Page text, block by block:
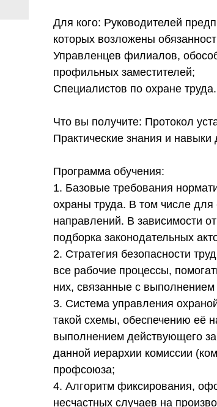
Для кого: Руководителей
которых возложены
Управленцев филиалов,
профильных заместителей;
Специалистов по охране труда.
Что вы получите: Протокол
Практические знания и
Программа обучения:
1. Базовые требования
охраны труда. В том числе для
направлений. В зависимости
подборка законодательных
2. Стратегия безопасности
все рабочие процессы,
них, связанные с выполнением
3. Система управления
такой схемы, обеспечению её
выполнением действующего
данной иерархии комиссии
профсоюза;
4. Алгоритм фиксирования,
несчастных случаев на